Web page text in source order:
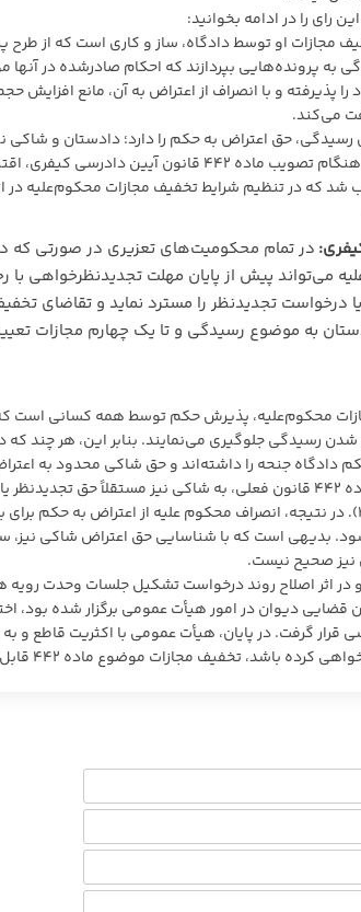
کلیه مسائل ثبتی
رای را در ادامه بخوانید:
او توسط دادگاه، ساز و کاری است که از طرح
به پرونده‌هایی بپردازند که احکام صادرشده در
پذیرفته و با انصراف از اعتراض به آن، مانع
می‌کند.
رسیدگی، حق اعتراض به حکم را دارد؛ دادستان و شاکی
دادگستری مصوب ١٣۵۶ سبب شد که در تنظیم شرایط تخفیف مجازات
در تمام محکومیت‌های تعزیری در صورتی که
می‌تواند پیش از پایان مهلت تجدیدنظرخواهی
درخواست تجدیدنظر را مسترد نماید و تقاضای
به موضوع رسیدگی و تا یک چهارم مجازات
محکوم‌علیه، پذیرش حکم توسط همه کسانی است که
ق.آ.د.ک ١٢٩١)، اما در هنگام تصویب ماده ۴۴٢ قانون فعلی، به شاکی نیز
علی‌الاطلاق داده شده است (ماده ۴٣٣). در نتیجه، انصراف محکوم علیه از
بدیهی است که با شناسایی حق اعتراض شاکی نیز،
نیز صحیح نیست.
که صبح امروز ٢٨ تیر ماه و در اثر اصلاح روند درخواست تشکیل
دیوان در امور هیأت عمومی برگزار شده بود،
اجرای ماده ۴٧٢ مورد بررسی قرار گرفت. در پایان، هیأت عمومی با
تخفیف مجازات موضوع ماده ۴۴٢ قابل اعمال نیست.